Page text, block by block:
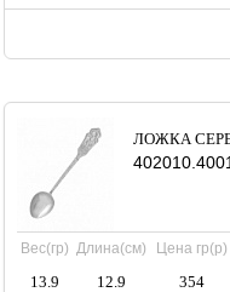
ЛОЖКА
Вес(гр) Длина(см) Цена гр(р)
13.9 12.9 354